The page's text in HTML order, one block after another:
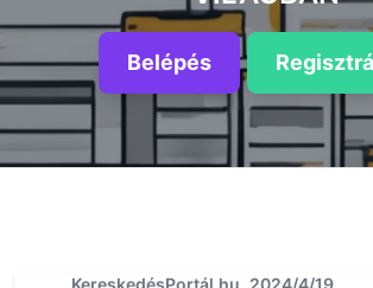
Belépés
KereskedésPortál.hu, 2024/4/19